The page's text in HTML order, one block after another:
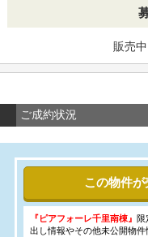
販売
ご成約状況
この物件が
『ピアフォーレ千里南棟』 限
出し情報やその他未公開物件